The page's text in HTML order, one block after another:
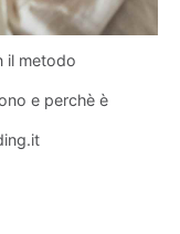
il metodo
e perchè è